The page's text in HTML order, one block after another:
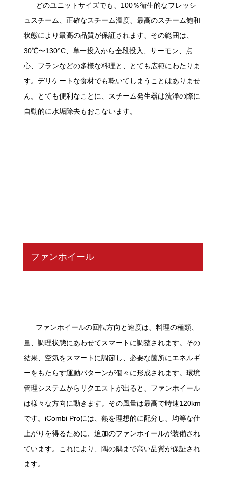
どのユニットサイズでも、100％衛生的なフレッシ
ュスチーム、正確なスチーム温度、最高のスチーム飽和
状態により最高の品質が保証されます、その範囲は、
30℃〜130°C、単一投入から全段投入、サーモン、点
心、フランなどの多様な料理と、とても広範にわたりま
す。デリケートな食材でも乾いてしまうことはありませ
ん。とても便利なことに、スチーム発生器は洗浄の際に
自動的に水垢除去もおこないます。
ファンホイール
ファンホイールの回転方向と速度は、料理の種類、
量、調理状態にあわせてスマートに調整されます。その
結果、空気をスマートに調節し、必要な箇所にエネルギ
ーをもたらす運動パターンが個々に形成されます。環境
管理システムからリクエストが出ると、ファンホイール
は様々な方向に動きます。その風量は最高で時速120km
です。iCombi Proには、熱を理想的に配分し、均等な仕
上がりを得るために、追加のファンホイールが装備され
ています。これにより、隅の隅まで高い品質が保証され
ます。